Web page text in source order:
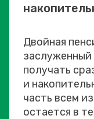
Двойная
заслуженный
получать
и
часть всем
остается в